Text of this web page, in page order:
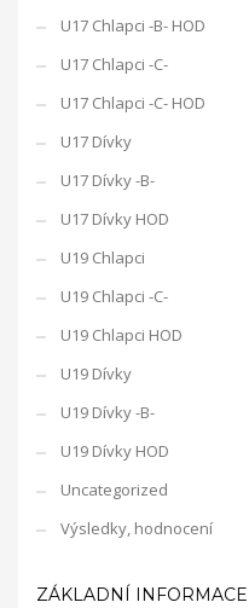
U17 Chlapci -B- HOD
U17 Chlapci -C-
U17 Chlapci -C- HOD
U17 Dívky
U17 Dívky -B-
U17 Dívky HOD
U19 Chlapci
U19 Chlapci -C-
U19 Chlapci HOD
U19 Dívky
U19 Dívky -B-
U19 Dívky HOD
Uncategorized
Výsledky, hodnocení
ZÁKLADNÍ INFORMACE